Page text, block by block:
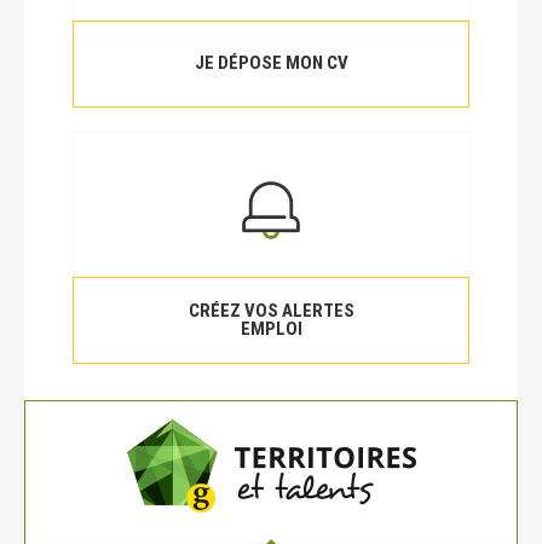
JE DÉPOSE MON CV
CRÉEZ VOS ALERTES
EMPLOI